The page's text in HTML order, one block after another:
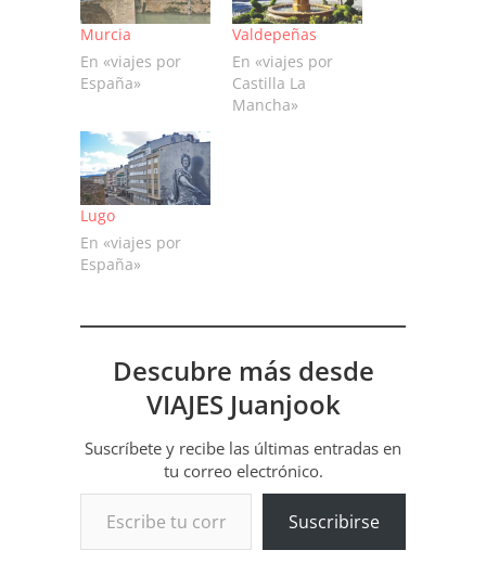
Murcia
En «viajes por
España»
Valdepeñas
En «viajes por
Castilla La
Mancha»
Lugo
En «viajes por
España»
Descubre más desde
VIAJES Juanjook
Suscríbete y recibe las últimas entradas en
tu correo electrónico.
Escribe tu correo electrónico…
Suscribirse